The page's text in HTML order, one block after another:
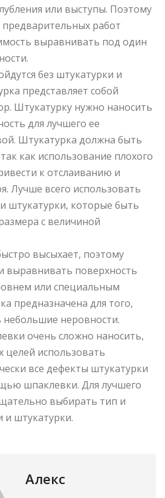
или выступы. Поэтому
работ
выравнивать под один
без штукатурки и
представляет собой
Штукатурку нужно наносить
для лучшего ее
Штукатурка должна быть
как использование плохого
к отслаиванию и
Лучше всего использовать
штукатурки, которые быть
с величиной
высыхает, поэтому
выравнивать поверхность
или специальным
предназначена для того,
неровности.
очень сложно наносить,
целей использовать
все дефекты штукатурки
шпаклевки. Для лучшего
выбирать тип и
и штукатурки.
Алекс